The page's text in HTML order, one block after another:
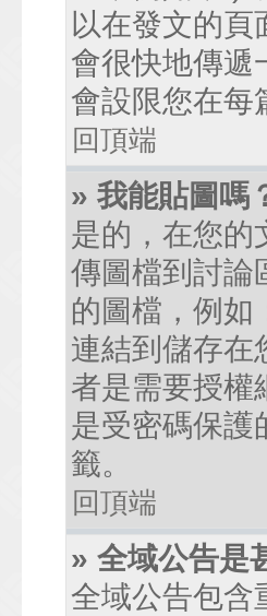
以在發文的
會很快地傳遞
會設限您在每
回頂端
» 我能貼圖嗎
是的，在您的
傳圖檔到討論
的圖檔，例如
連結到儲存在
者是需要授權
是受密碼保護
籤。
回頂端
» 全域公告是
全域公告包含